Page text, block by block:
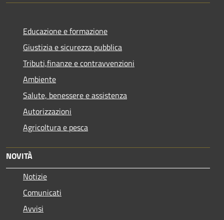
Educazione e formazione
Giustizia e sicurezza pubblica
Tributi,finanze e contravvenzioni
Ambiente
Salute, benessere e assistenza
Autorizzazioni
Agricoltura e pesca
NOVITÀ
Notizie
Comunicati
Avvisi